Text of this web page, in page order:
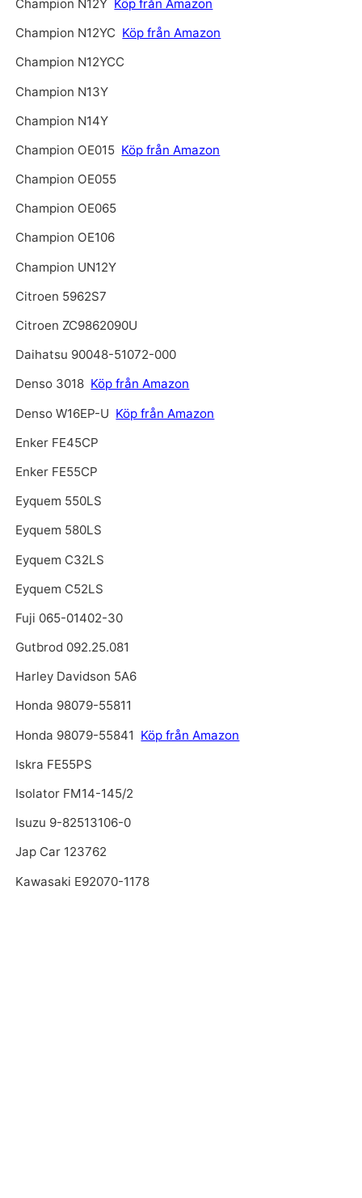
Champion N12Y Köp från Amazon
Champion N12YC Köp från Amazon
Champion N12YCC
Champion N13Y
Champion N14Y
Champion OE015 Köp från Amazon
Champion OE055
Champion OE065
Champion OE106
Champion UN12Y
Citroen 5962S7
Citroen ZC9862090U
Daihatsu 90048-51072-000
Denso 3018 Köp från Amazon
Denso W16EP-U Köp från Amazon
Enker FE45CP
Enker FE55CP
Eyquem 550LS
Eyquem 580LS
Eyquem C32LS
Eyquem C52LS
Fuji 065-01402-30
Gutbrod 092.25.081
Harley Davidson 5A6
Honda 98079-55811
Honda 98079-55841 Köp från Amazon
Iskra FE55PS
Isolator FM14-145/2
Isuzu 9-82513106-0
Jap Car 123762
Kawasaki E92070-1178